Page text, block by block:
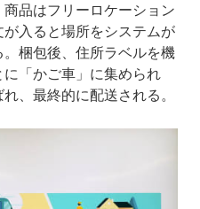
品はフリーロケーション
入ると場所をシステムが
梱包後、住所ラベルを機
「かご車」に集められ
、最終的に配送される。